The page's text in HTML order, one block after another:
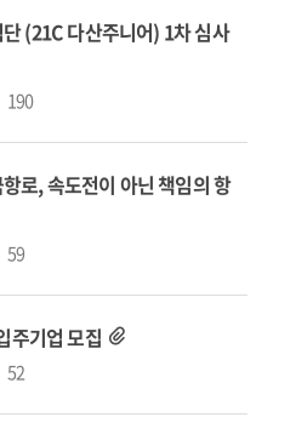
(21C 다산주니어) 1차 심사
190
로, 속도전이 아닌 책임의 항
59
주기업 모집
52